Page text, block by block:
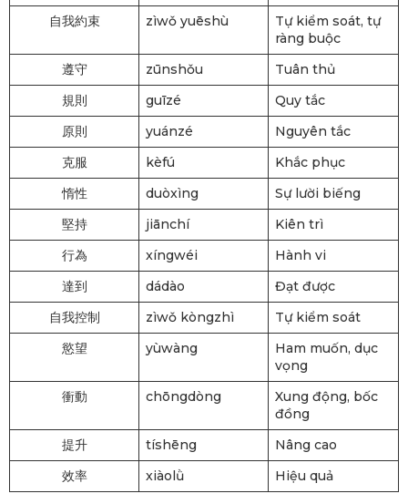
自我約束
zìwǒ yuēshù
Tự kiểm soát, tự
ràng buộc
遵守
zūnshǒu
Tuân thủ
規則
guīzé
Quy tắc
原則
yuánzé
Nguyên tắc
克服
kèfú
Khắc phục
惰性
duòxìng
Sự lười biếng
堅持
jiānchí
Kiên trì
行為
xíngwéi
Hành vi
達到
dádào
Đạt được
自我控制
zìwǒ kòngzhì
Tự kiểm soát
慾望
yùwàng
Ham muốn, dục
vọng
衝動
chōngdòng
Xung động, bốc
đồng
提升
tíshēng
Nâng cao
效率
xiàolǜ Hiệu quả